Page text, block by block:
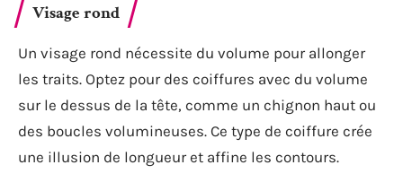
Visage rond
Un visage rond nécessite du volume pour allonger
les traits. Optez pour des coiffures avec du volume
sur le dessus de la tête, comme un chignon haut ou
des boucles volumineuses. Ce type de coiffure crée
une illusion de longueur et affine les contours.